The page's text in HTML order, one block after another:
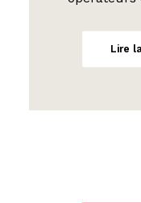
Lire